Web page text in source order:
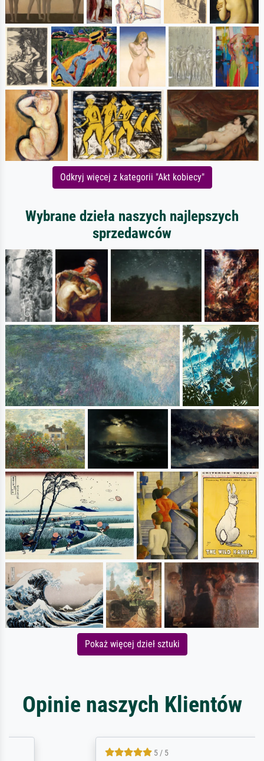
Odkryj więcej z kategorii "Akt kobiecy"
Wybrane dzieła naszych najlepszych
sprzedawców
Pokaż więcej dzieł sztuki
Opinie naszych Klientów
5 / 5